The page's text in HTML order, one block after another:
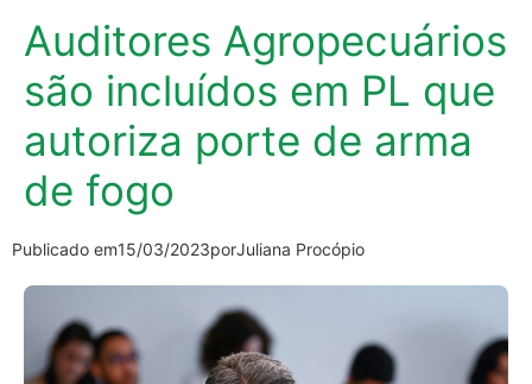
Auditores Agropecuários
são incluídos em PL que
autoriza porte de arma
de fogo
Publicado em15/03/2023porJuliana Procópio